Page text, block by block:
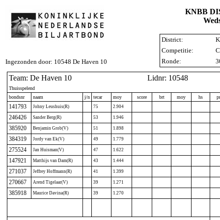
Ingezonden door: 10548 De Haven 10
KNBB
District:
Competitie:
Ronde:
Team: De Haven 10 Lidnr: 10548
Thuisspelend
bondsnr
naam j/n tecar moy score brt moy hs
141793 Johny Leushuis(R) 75 2.904
246426 Sander Berg(R) 53 1.946
385920 Benjamin Grob(V) 51 1.898
384319 Jordy van Ek(V) 49 1.779
275524 Jan Huisman(V) 47 1.622
147921 Matthijs van Dam(R) 43 1.444
271037 Jeffrey Hoffmann(R) 41 1.399
270667 Arend Tigelaar(V) 39 1.271
385918 Maurice Davina(R) 39 1.270